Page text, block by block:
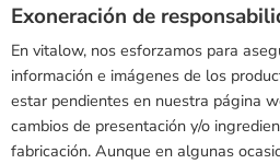
Exoneración de
En vitalow, nos esforzamos para
información e imágenes de los
estar pendientes en nuestra página
cambios de presentación y/o
fabricación. Aunque en algunas